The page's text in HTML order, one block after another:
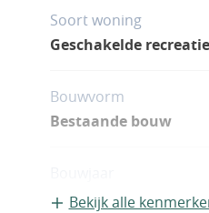
Soort woning
Geschakelde
Bouwvorm
Bestaande bouw
2026Bekijk alle